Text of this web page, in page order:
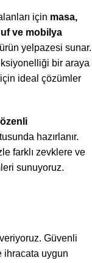
için masa,
ve mobilya
yelpazesi sunar.
bir araya
ideal çözümler
özenli
hazırlanır.
farklı zevklere ve
sunuyoruz.
Güvenli
ihracata uygun